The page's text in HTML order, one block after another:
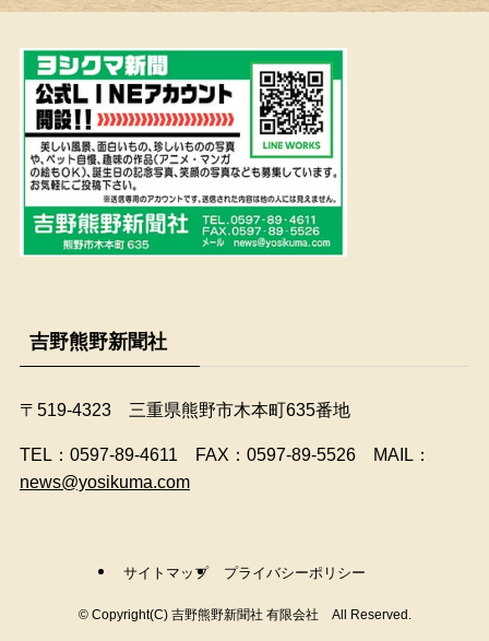
吉野熊野新聞社
〒519-4323 三重県熊野市木本町635番地
​TEL：0597-89-4611 FAX：0597-89-5526 MAIL：
news@yosikuma.com
サイトマップ プライバシーポリシー
©Copyright(C) 吉野熊野新聞社 有限会社 All Reserved.